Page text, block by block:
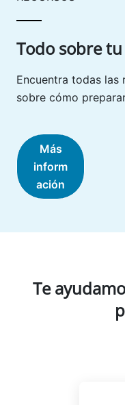
Todo sobre
Encuentra todas las
sobre cómo
Más
inform
ación
Te